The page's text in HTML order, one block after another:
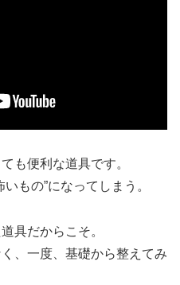
も便利な道具です。
もの”になってしまう。
具だからこそ。
、一度、基礎から整えてみ